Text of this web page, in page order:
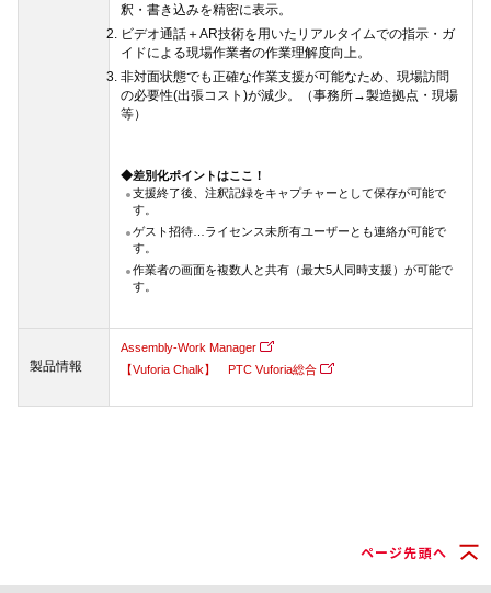
釈・書き込みを精密に表示。
ビデオ通話＋AR技術を用いたリアルタイムでの指示・ガ
イドによる現場作業者の作業理解度向上。
非対面状態でも正確な作業支援が可能なため、現場訪問
の必要性(出張コスト)が減少。（事務所→製造拠点・現場
等）
◆差別化ポイントはここ！
支援終了後、注釈記録をキャプチャーとして保存が可能で
す。
ゲスト招待…ライセンス未所有ユーザーとも連絡が可能で
す。
作業者の画面を複数人と共有（最大5人同時支援）が可能で
す。
製品情報
Assembly-Work Manager
【Vuforia Chalk】 PTC Vuforia総合
ページ先頭へ